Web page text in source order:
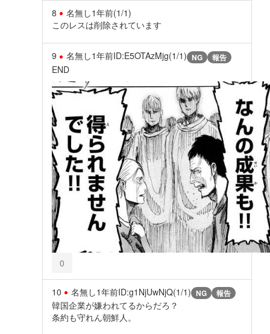
8 名無し1年前(1/1)
このレスは削除されています
9 名無し1年前ID:E5OTAzMjg(1/1) NG 報告
END
0
10 名無し1年前ID:g1NjUwNjQ(1/1) NG 報告
韓国企業が嫌われてるからだろ？
条約も守れん朝鮮人。